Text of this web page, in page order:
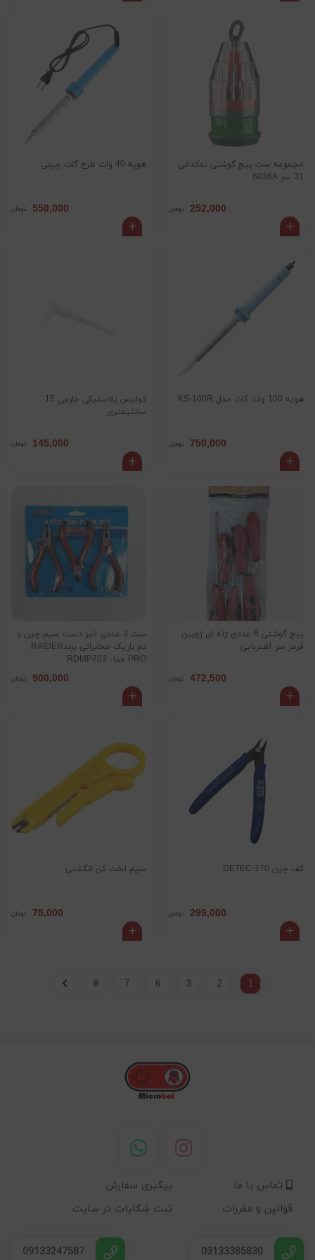
مجموعه ست پیچ گوشتی نمکدانی
31 سر 6036A
252,000 تومان
هویه 40 وات طرح گات چینی
550,000 تومان
هویه 100 وات گات مدل KS-100R
750,000 تومان
کولیس پلاستیکی خارجی 15
سانتیمتری
145,000 تومان
پیچ گوشتی 6 عددی ژله ای ژوبین
قرمز سر آهنربایی
472,500 تومان
ست 3 عددی انبر دست سیم چین و
دم باریک مخابراتی برندRAIDER
PRO مدل RDMP703
900,000 تومان
کف چین DETEC-170
299,000 تومان
سیم لخت کن انگشتی
75,000 تومان
1
2
3
6
7
8
تماس با ما
پیگیری سفارش
قوانین و مقررات
ثبت شکایات در سایت
03133385830
09133247587